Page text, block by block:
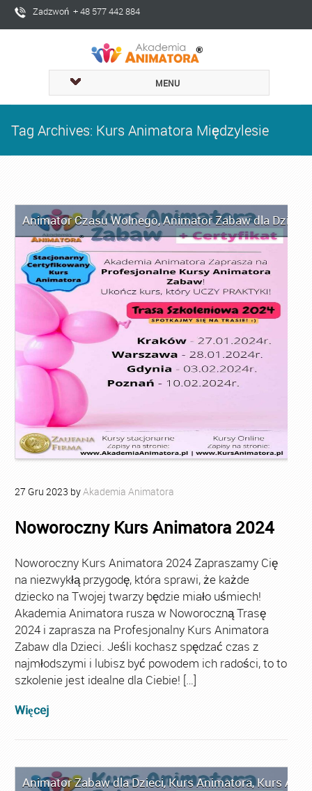
Zadzwoń + 48 577 442 884
MENU
Tag Archives: Kurs Animatora Międzylesie
Animator Czasu Wolnego,Animator Zabaw dla Dzieci
27 Gru 2023 byAkademia Animatora
Noworoczny Kurs Animatora 2024
Noworoczny Kurs Animatora 2024 Zapraszamy Cię
na niezwykłą przygodę, która sprawi, że każde
dziecko na Twojej twarzy będzie miało uśmiech!
Akademia Animatora rusza w Noworoczną Trasę
2024 i zaprasza na Profesjonalny Kurs Animatora
Zabaw dla Dzieci. Jeśli kochasz spędzać czas z
najmłodszymi i lubisz być powodem ich radości, to to
szkolenie jest idealne dla Ciebie! […]
Więcej
Animator Zabaw dla Dzieci,Kurs Animatora,Kurs